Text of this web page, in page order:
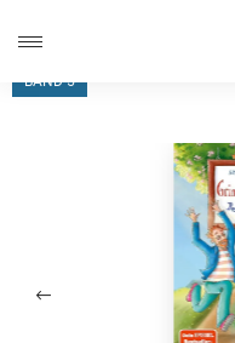
DEMNÄCHST
BAND 5